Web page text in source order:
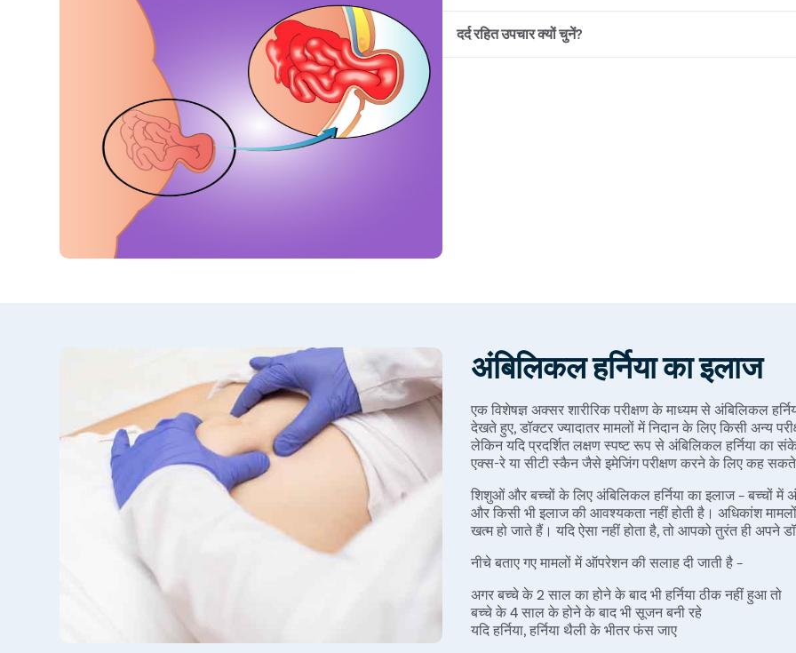
ऊतकों की मृत्यु
दर्द रहित उपचार क्यों चुनें?
अंबिलिकल हर्निया का इलाज
एक विशेषज्ञ अक्सर शारीरिक परीक्षण के माध्यम से अंबिलिकल
देखते हुए, डॉक्टर ज्यादातर मामलों में निदान के लिए किसी अन्य
लेकिन यदि प्रदर्शित लक्षण स्पष्ट रूप से अंबिलिकल हर्निया का
एक्स-रे या सीटी स्कैन जैसे इमेजिंग परीक्षण करने के लिए कह
शिशुओं और बच्चों के लिए अंबिलिकल हर्निया का इलाज – बच्चों
और किसी भी इलाज की आवश्यकता नहीं होती है। अधिकांश
खत्म हो जाते हैं। यदि ऐसा नहीं होता है, तो आपको तुरंत ही अपने
नीचे बताए गए मामलों में ऑपरेशन की सलाह दी जाती है –
अगर बच्चे के 2 साल का होने के बाद भी हर्निया ठीक नहीं हुआ तो
बच्चे के 4 साल के होने के बाद भी सूजन बनी रहे
यदि हर्निया, हर्निया थैली के भीतर फंस जाए